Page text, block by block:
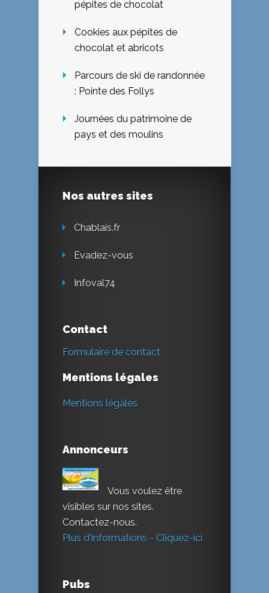
pépites de chocolat
Cookies aux pépites de
chocolat et abricots
Parcours de ski de randonnée
: Pointe des Follys
Journées du patrimoine de
pays et des moulins
Nos autres sites
Chablais.fr
Evadez-vous
Infoval74
Contact
Formulaire de contact
Mentions légales
Mentions légales
Annonceurs
Vous voulez être
visibles sur nos sites.
Contactez-nous.
Plus d'informations - Cliquez-ici
Pubs